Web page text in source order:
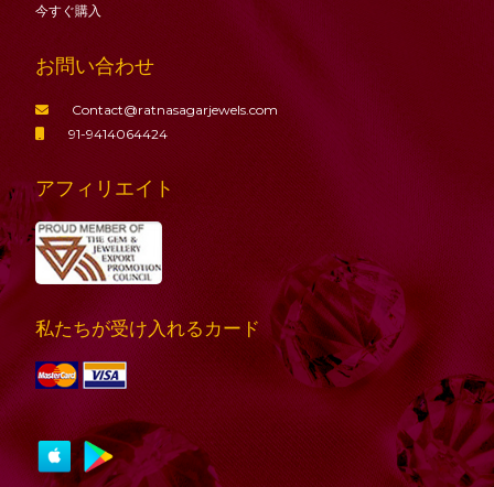
今すぐ購入
お問い合わせ
Contact@ratnasagarjewels.com
91-9414064424
アフィリエイト
私たちが受け入れるカード